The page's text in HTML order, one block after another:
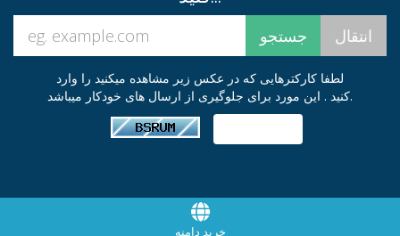
لطفا کارکترهایی که در عکس زیر مشاهده میکنید را وارد
کنید . این مورد برای جلوگیری از ارسال های خودکار میباشد.
خرید دامنه